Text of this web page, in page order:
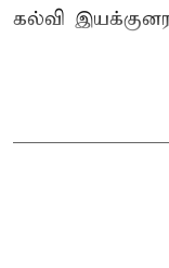
கல்வி